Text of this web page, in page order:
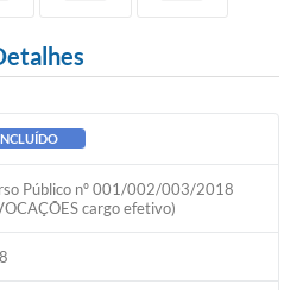
Público nº 001/002/003/2018
cargo efetivo)